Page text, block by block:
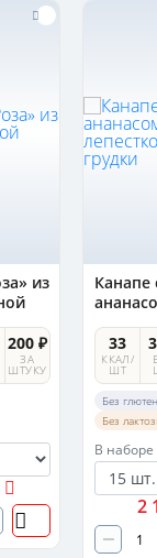
из
200 ₽
ЗА
ШТУКУ
Канапе
33
ККАЛ/
ШТ
Без
Без
В наборе
2